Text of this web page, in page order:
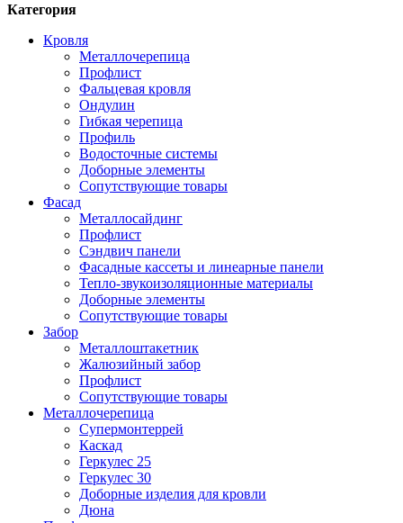
Категория
Кровля
Металлочерепица
Профлист
Фальцевая кровля
Ондулин
Гибкая черепица
Профиль
Водосточные системы
Доборные элементы
Сопутствующие товары
Фасад
Металлосайдинг
Профлист
Сэндвич панели
Фасадные кассеты и линеарные панели
Тепло-звукоизоляционные материалы
Доборные элементы
Сопутствующие товары
Забор
Металлоштакетник
Жалюзийный забор
Профлист
Сопутствующие товары
Металлочерепица
Супермонтеррей
Каскад
Геркулес 25
Геркулес 30
Доборные изделия для кровли
Дюна